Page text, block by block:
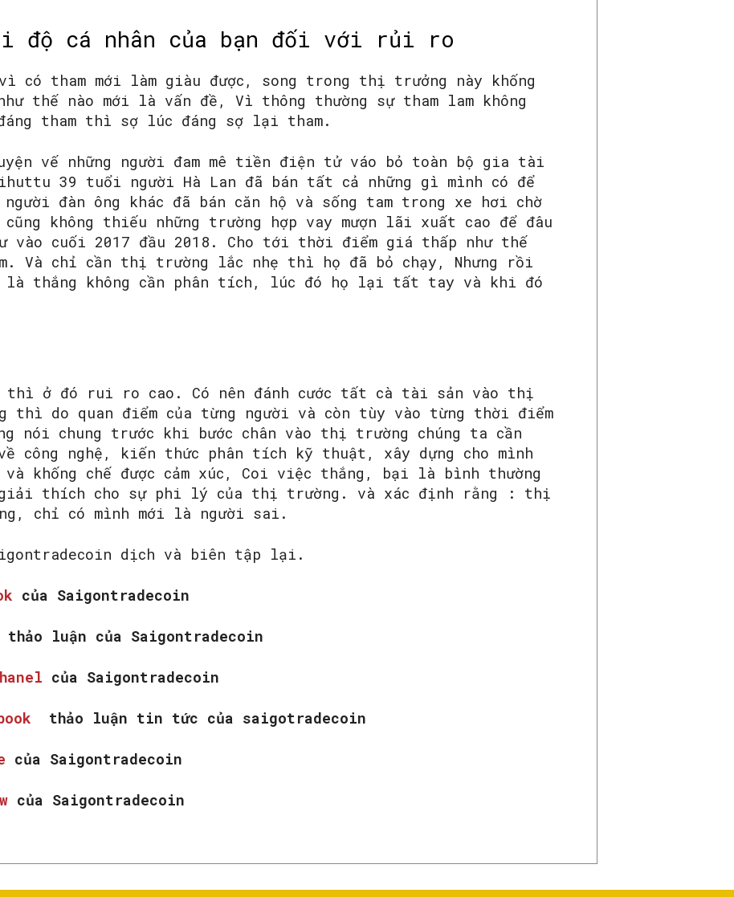
độ cá nhân của bạn đối với rủi ro
có tham mới làm giàu được, song trong thị trưởng này khống
thế nào mới là vấn đề, Vì thông thường sự tham lam không
tham thì sợ lúc đáng sợ lại tham.
vế những người đam mê tiền điện tử váo bỏ toàn bộ gia tài
39 tuổi người Hà Lan đã bán tất cả những gì mình có để
đàn ông khác đã bán căn hộ và sống tam trong xe hơi chờ
không thiếu những trường hợp vay mượn lãi xuất cao để đâu
vào cuối 2017 đầu 2018. Cho tới thời điểm giá thấp như thế
Và chỉ cần thị trường lắc nhẹ thì họ đã bỏ chạy, Nhưng rồi
là thắng không cần phân tích, lúc đó họ lại tất tay và khi đó
thì ở đó rui ro cao. Có nên đánh cước tất cà tài sản vào thị
thì do quan điểm của từng người và còn tùy vào từng thời điểm
nói chung trước khi bước chân vào thị trường chúng ta cần
công nghệ, kiến thức phân tích kỹ thuật, xây dựng cho mình
và khống chế được cảm xúc, Coi việc thắng, bại là bình thường
giải thích cho sự phi lý của thị trường. và xác định rằng : thị
chỉ có mình mới là người sai.
dịch và biên tập lại.
của Saigontradecoin
thảo luận của Saigontradecoin
của Saigontradecoin
thảo luận tin tức của saigotradecoin
của Saigontradecoin
của Saigontradecoin